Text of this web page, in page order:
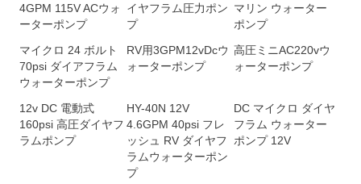
4GPM 115V ACウォ
ーターポンプ
イヤフラム圧力ポン
プ
マリン ウォーター
ポンプ
マイクロ 24 ボルト
70psi ダイアフラム
ウォーターポンプ
RV用3GPM12vDcウ
ォーターポンプ
高圧ミニAC220vウ
ォーターポンプ
12v DC 電動式
160psi 高圧ダイヤフ
ラムポンプ
HY-40N 12V
4.6GPM 40psi フレ
ッシュ RV ダイヤフ
ラムウォーターポン
プ
DC マイクロ ダイヤ
フラム ウォーター
ポンプ 12V